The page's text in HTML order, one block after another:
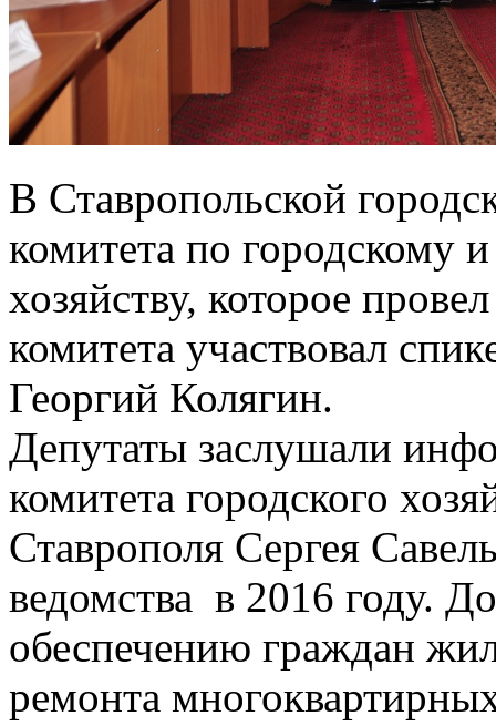
В Ставропольской
комитета по
хозяйству, которое
комитета участвовал
Георгий Колягин.
Депутаты заслушали
комитета городского
Ставрополя Сергея
ведомства в 2016 году.
обеспечению граждан
ремонта